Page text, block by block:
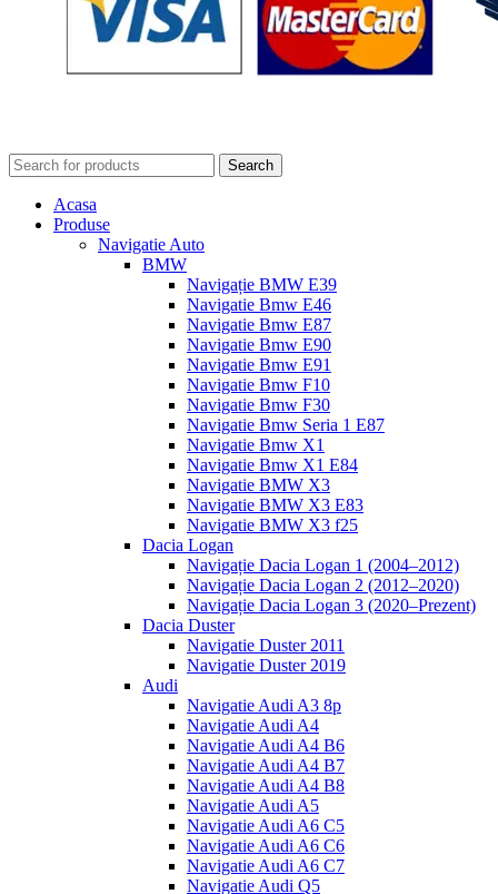
Search
Acasa
Produse
Navigatie Auto
BMW
Navigație BMW E39
Navigatie Bmw E46
Navigatie Bmw E87
Navigatie Bmw E90
Navigatie Bmw E91
Navigatie Bmw F10
Navigatie Bmw F30
Navigatie Bmw Seria 1 E87
Navigatie Bmw X1
Navigatie Bmw X1 E84
Navigatie BMW X3
Navigatie BMW X3 E83
Navigatie BMW X3 f25
Dacia Logan
Navigație Dacia Logan 1 (2004–2012)
Navigație Dacia Logan 2 (2012–2020)
Navigație Dacia Logan 3 (2020–Prezent)
Dacia Duster
Navigatie Duster 2011
Navigatie Duster 2019
Audi
Navigatie Audi A3 8p
Navigatie Audi A4
Navigatie Audi A4 B6
Navigatie Audi A4 B7
Navigatie Audi A4 B8
Navigatie Audi A5
Navigatie Audi A6 C5
Navigatie Audi A6 C6
Navigatie Audi A6 C7
Navigatie Audi Q5